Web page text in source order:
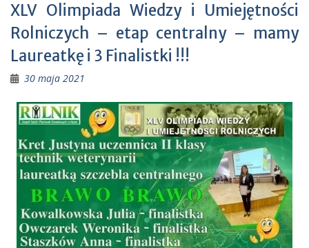
XLV Olimpiada Wiedzy i Umiejętności
Rolniczych – etap centralny – mamy
Laureatkę i 3 Finalistki !!!
30 maja 2021